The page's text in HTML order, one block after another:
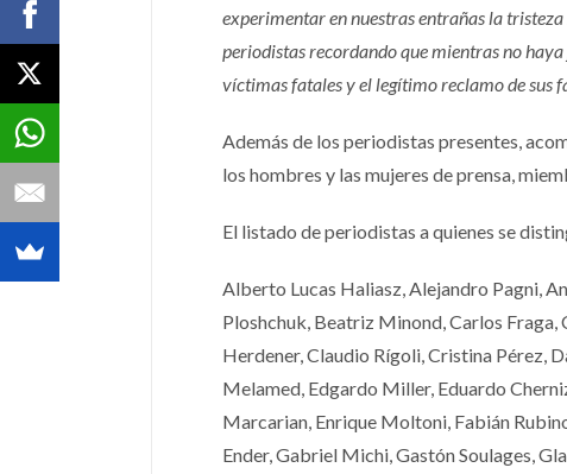
experimentar en nuestras entrañas la
periodistas recordando que mientras no
víctimas fatales y el legítimo reclamo de sus
Además de los periodistas presentes,
los hombres y las mujeres de prensa,
El listado de periodistas a quienes se
Alberto Lucas Haliasz, Alejandro Pagni,
Ploshchuk, Beatriz Minond, Carlos
Herdener, Claudio Rígoli, Cristina Pérez,
Melamed, Edgardo Miller, Eduardo
Marcarian, Enrique Moltoni, Fabián
Ender, Gabriel Michi, Gastón Soulages,